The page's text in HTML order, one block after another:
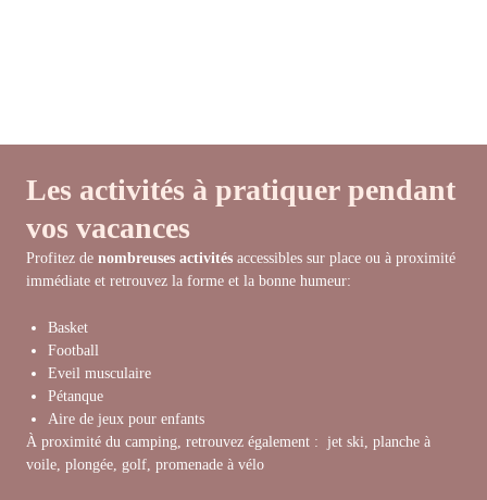
Les activités à pratiquer pendant
vos vacances
Profitez de nombreuses activités accessibles sur place ou à proximité
immédiate et retrouvez la forme et la bonne humeur:
Basket
Football
Eveil musculaire
Pétanque
Aire de jeux pour enfants
À proximité du camping, retrouvez également : jet ski, planche à
voile, plongée, golf, promenade à vélo